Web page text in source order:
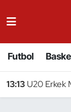
Futbol
13:13 U20 Erkek
Badminton